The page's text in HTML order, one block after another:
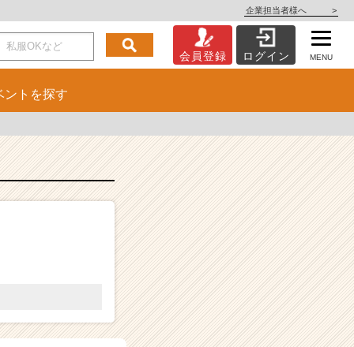
企業担当者様へ >
会員登録 ログイン MENU
ント を探す